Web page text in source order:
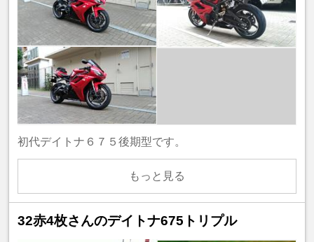
初代デイトナ６７５後期型です。
もっと見る
32赤4枚さんのデイトナ675トリプル